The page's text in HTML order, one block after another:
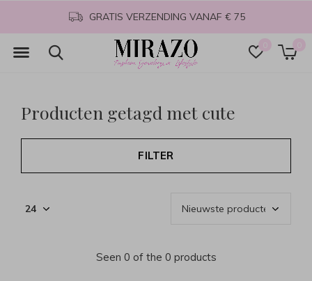
0 0
GRATIS VERZENDING VANAF € 75
Producten getagd met cute
FILTER
Seen 0 of the 0 products